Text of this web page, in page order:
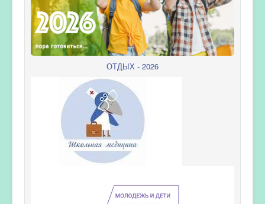
ОТДЫХ - 2026